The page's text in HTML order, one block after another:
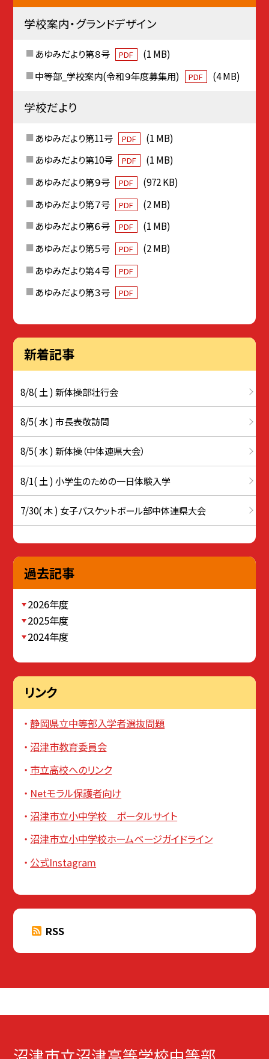
学校案内・グランドデザイン
あゆみだより第８号 PDF
(1 MB)
中等部_学校案内(令和９年度募集用)
PDF (4 MB)
学校だより
あゆみだより第11号 PDF
(1 MB)
あゆみだより第10号
PDF
(1 MB)
あゆみだより第９号
PDF
(972 KB)
あゆみだより第７号
PDF
(2 MB)
あゆみだより第６号
PDF
(1 MB)
あゆみだより第５号
PDF
(2 MB)
あゆみだより第４号
PDF
あゆみだより第３号 PDF
新着記事
8/8( 土 ) 新体操部壮行会
8/5( 水 ) 市長表敬訪問
8/5( 水 ) 新体操（中体連県大会）
8/1( 土 ) 小学生のための一日体験入学
7/30( 木 ) 女子バスケットボール部中体連県大会
過去記事
2026年度
2025年度
2024年度
リンク
静岡県立中等部入学者選抜問題
沼津市教育委員会
市立高校へのリンク
Netモラル保護者向け
沼津市立小中学校 ポータルサイト
沼津市立小中学校ホームページガイドライン
公式Instagram
RSS